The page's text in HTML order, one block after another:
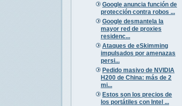
Google anuncia función de
protección contra robos ...
Google desmantela la
mayor red de proxies
residenc...
Ataques de eSkimming
impulsados por amenazas
persi...
Pedido masivo de NVIDIA
H200 de China: más de 2
mi...
Estos son los precios de
los portátiles con Intel ...